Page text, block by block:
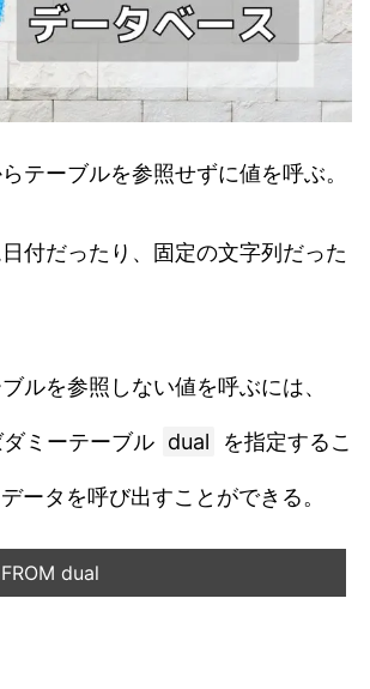
テーブルを参照せずに値を呼ぶ。
付だったり、固定の文字列だった
ルを参照しない値を呼ぶには、
ミーテーブル dual を指定するこ
ータを呼び出すことができる。
FROM dual